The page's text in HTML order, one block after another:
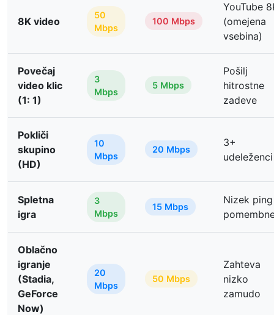
8K video
50
Mbps
100 Mbps
YouTube
(omejena
vsebina)
Povečaj
video klic
(1: 1)
3
Mbps
5 Mbps
Pošilj
hitrostne
zadeve
Pokliči
skupino
(HD)
10
Mbps
20 Mbps
3+
udeleženci
Spletna
igra
3
Mbps
15 Mbps
Nizek ping
Oblačno
igranje
(Stadia,
GeForce
Now)
20
Mbps
50 Mbps
Zahteva
nizko
zamudo